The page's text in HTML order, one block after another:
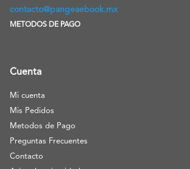
contacto@pangeaebook.mx
METODOS DE PAGO
Cuenta
Mi cuenta
Mis Pedidos
Metodos de Pago
Preguntas Frecuentes
Contacto